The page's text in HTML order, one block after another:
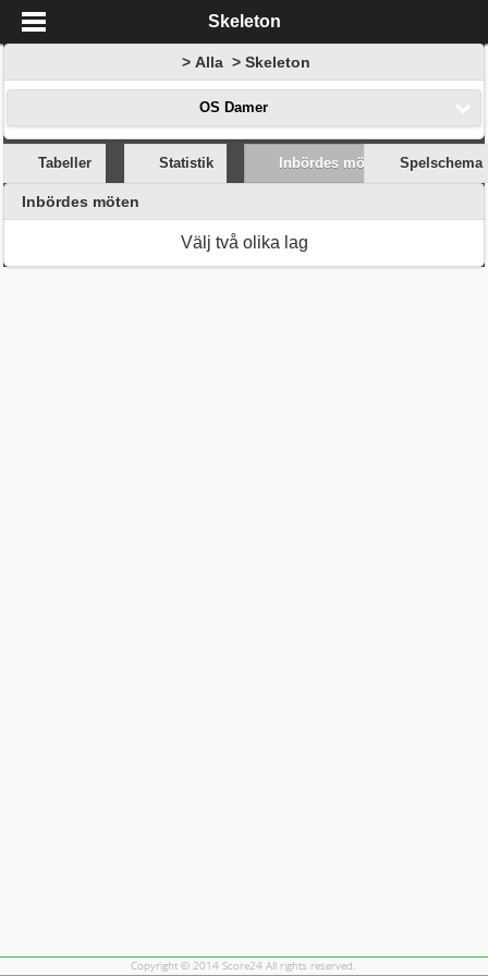
Skeleton
> Alla > Skeleton
OS Damer
Tabeller Statistik Inbördes möten Spelschema
Inbördes möten
Välj två olika lag
Copyright © 2014 Score24 All rights reserved.